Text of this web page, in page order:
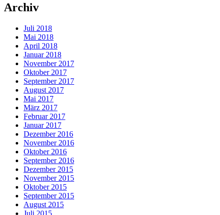
Archiv
Juli 2018
Mai 2018
April 2018
Januar 2018
November 2017
Oktober 2017
September 2017
August 2017
Mai 2017
März 2017
Februar 2017
Januar 2017
Dezember 2016
November 2016
Oktober 2016
September 2016
Dezember 2015
November 2015
Oktober 2015
September 2015
August 2015
Juli 2015